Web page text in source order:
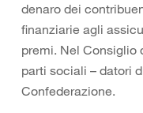
denaro dei
finanziarie agli
premi. Nel Consiglio
parti sociali – datori
Confederazione.